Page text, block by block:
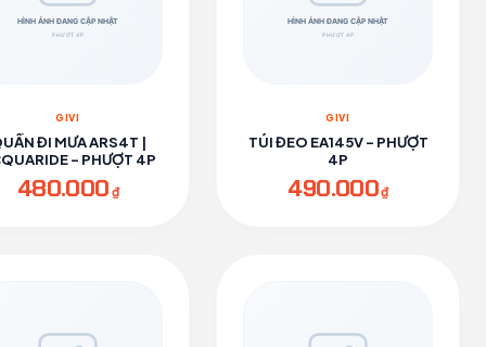
GIVI
ĐI MƯA ARS4T |
- PHƯỢT 4P
480.000₫
GIVI
TÚI ĐEO EA145V - PHƯỢT
4P
490.000₫